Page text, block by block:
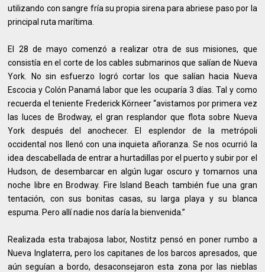
utilizando con sangre fría su propia sirena para abriese paso por la
principal ruta marítima.
El 28 de mayo comenzó a realizar otra de sus misiones, que
consistía en el corte de los cables submarinos que salían de Nueva
York. No sin esfuerzo logró cortar los que salían hacia Nueva
Escocia y Colón Panamá labor que les ocuparía 3 días. Tal y como
recuerda el teniente Frederick Körneer “avistamos por primera vez
las luces de Brodway, el gran resplandor que flota sobre Nueva
York después del anochecer. El esplendor de la metrópoli
occidental nos llenó con una inquieta añoranza. Se nos ocurrió la
idea descabellada de entrar a hurtadillas por el puerto y subir por el
Hudson, de desembarcar en algún lugar oscuro y tomarnos una
noche libre en Brodway. Fire Island Beach también fue una gran
tentación, con sus bonitas casas, su larga playa y su blanca
espuma. Pero allí nadie nos daría la bienvenida.”
Realizada esta trabajosa labor, Nostitz pensó en poner rumbo a
Nueva Inglaterra, pero los capitanes de los barcos apresados, que
aún seguían a bordo, desaconsejaron esta zona por las nieblas